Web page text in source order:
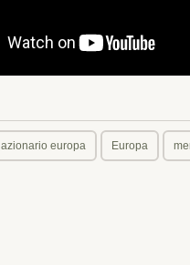
azionario europa Europa